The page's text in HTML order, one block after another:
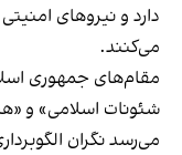
دارد و نیروهای
می‌کنند.
مقام‌های جمهوری
شئونات اسلامی» و
می‌رسد نگران